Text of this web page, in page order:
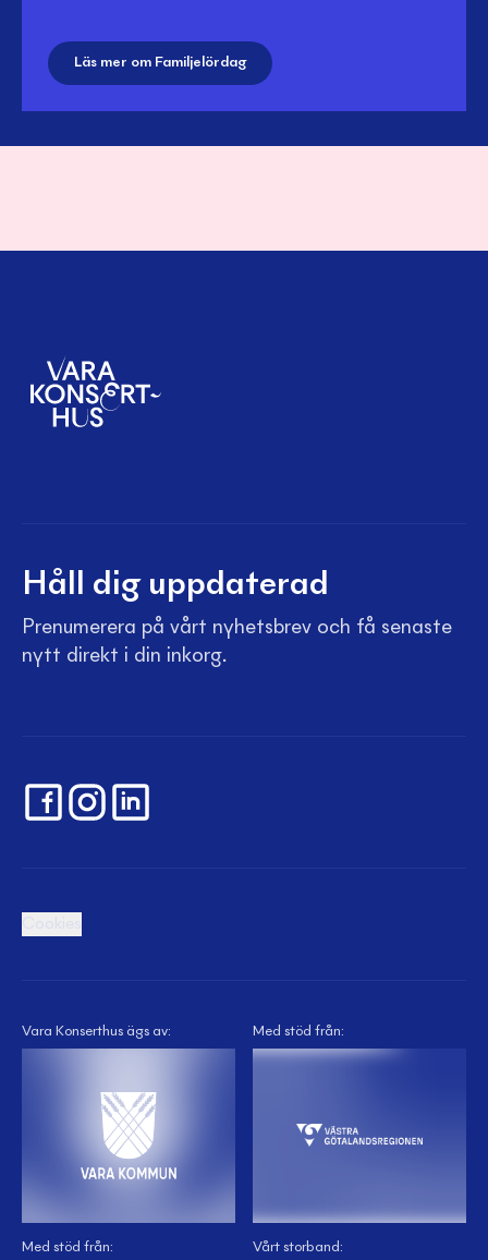
Läs mer om Familjelördag
Håll dig uppdaterad
Prenumerera på vårt nyhetsbrev och få senaste
nytt direkt i din inkorg.
Vara Konserthus ägs av: Med stöd från:
Med stöd från: Vårt storband: